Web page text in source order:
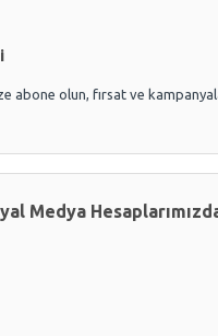
abone olun, fırsat ve
Medya